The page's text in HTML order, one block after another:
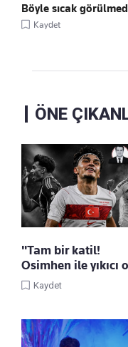
Böyle sıcak
Kaydet
ÖNE
"Tam bir katil!
Osimhen ile yıkıcı
Kaydet